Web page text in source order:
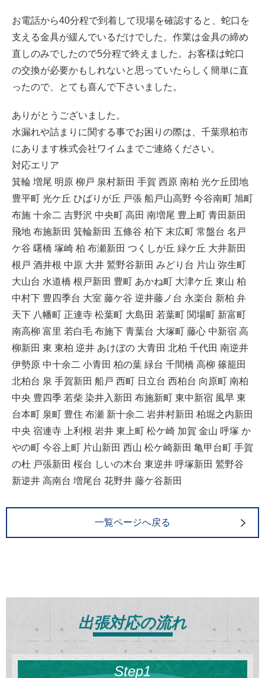
お電話から40分程で到着して現場を確認すると、蛇口を
支える金具が緩んでいるだけでした。作業は金具の締め
直しのみでしたので5分程で終えました。お客様は蛇口
の交換が必要かもしれないと思っていたらしく簡単に直
ったので、とても喜んで下さいました。
ありがとうございました。
水漏れや詰まりに関する事でお困りの際は、千葉県柏市
にあります株式会社ワイムまでご連絡ください。
対応エリア
箕輪 増尾 明原 柳戸 泉村新田 手賀 西原 南柏 光ケ丘団地
豊平町 光ケ丘 ひばりが丘 戸張 船戸山高野 今谷南町 旭町
布施 十余二 吉野沢 中央町 高田 南増尾 豊上町 青田新田
飛地 布施新田 箕輪新田 五條谷 柏下 末広町 常盤台 名戸
ケ谷 曙橋 塚崎 柏 布瀬新田 つくしが丘 緑ケ丘 大井新田
根戸 酒井根 中原 大井 鷲野谷新田 みどり台 片山 弥生町
大山台 水道橋 根戸新田 豊町 あかね町 大津ケ丘 東山 柏
中村下 豊四季台 大室 藤ケ谷 逆井藤ノ台 永楽台 新柏 弁
天下 八幡町 正連寺 松葉町 大島田 若葉町 関場町 新富町
南高柳 富里 若白毛 布施下 青葉台 大塚町 藤心 中新宿 高
柳新田 東 東柏 逆井 あけぼの 大青田 北柏 千代田 南逆井
伊勢原 中十余二 小青田 柏の葉 緑台 千間橋 高柳 篠籠田
北柏台 泉 手賀新田 船戸 西町 日立台 西柏台 向原町 南柏
中央 豊四季 若柴 染井入新田 布施新町 東中新宿 風早 東
台本町 泉町 豊住 布瀬 新十余二 岩井村新田 柏堀之内新田
中央 宿連寺 上利根 岩井 東上町 松ケ崎 加賀 金山 呼塚 か
やの町 今谷上町 片山新田 西山 松ケ崎新田 亀甲台町 手賀
の杜 戸張新田 桜台 しいの木台 東逆井 呼塚新田 鷲野谷
新逆井 高南台 増尾台 花野井 藤ケ谷新田
一覧ページへ戻る
出張対応の流れ
Step1